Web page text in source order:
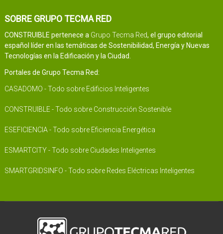
SOBRE GRUPO TECMA RED
CONSTRUIBLE pertenece a Grupo Tecma Red, el grupo editorial
español líder en las temáticas de Sostenibilidad, Energía y Nuevas
Tecnologías en la Edificación y la Ciudad.
Portales de Grupo Tecma Red:
CASADOMO - Todo sobre Edificios Inteligentes
CONSTRUIBLE - Todo sobre Construcción Sostenible
ESEFICIENCIA - Todo sobre Eficiencia Energética
ESMARTCITY - Todo sobre Ciudades Inteligentes
SMARTGRIDSINFO - Todo sobre Redes Eléctricas Inteligentes